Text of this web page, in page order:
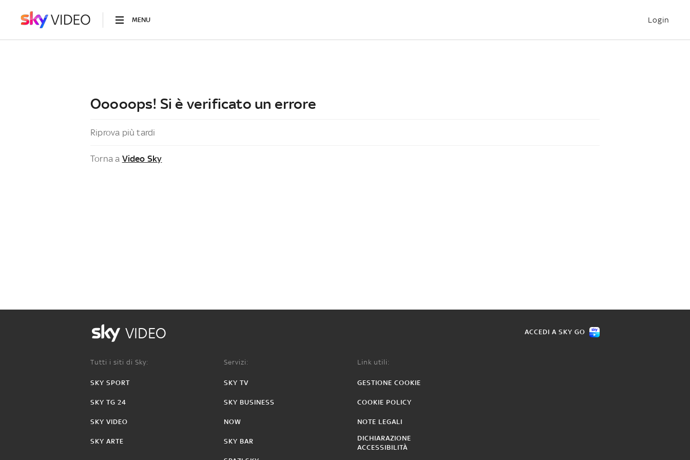
MENU Login
Ooooops! Si è verificato un errore
Riprova più tardi
Torna a Video Sky
VIDEO ACCEDI A SKY GO
Tutti i siti di Sky:
SKY SPORT
SKY TG 24
SKY VIDEO
SKY ARTE
Servizi:
SKY TV
SKY BUSINESS
NOW
SKY BAR
Link utili:
GESTIONE COOKIE
COOKIE POLICY
NOTE LEGALI
DICHIARAZIONE
ACCESSIBILITÀ